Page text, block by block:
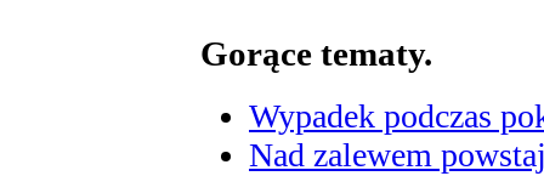
Gorące tematy.
Wypadek podczas
Nad zalewem